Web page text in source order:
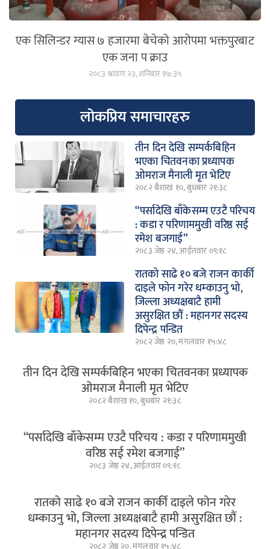
एक सिलिन्डर ग्यास ७ हजारमा बेचेको आरोपमा भक्तपुरबाट
एक जना प क्राउ
२०८३ श्रावण २३, शनिबार १७:३५
लोकप्रिय समाचारहरु
तीन दिन देखि सम्पर्कबिहिन
भएका चितवनका प्रध्यापक
ओमराज मैनाली मृत भेटिए
२०८२ बैशाख १०, बुधबार २१:३८
“पर्सादेखि बाँकेसम्म एउटै परिचय
: कडा र परिणाममुखी वरिष्ठ सई
रमेश बजगाई”
२०८३ जेष्ठ २४, आईतवार ०९:१८
रातको साढे १० बजे राजन कार्की
दाइले फोन गरेर धम्काउनु भो,
जिल्ला अध्यक्षबाटै हामी
असुरक्षित छौं : महानगर सदस्य
दिपेन्द्र पन्डित
२०८२ जेष्ठ २०, मंगलवार १५:४८
तीन दिन देखि सम्पर्कबिहिन भएका चितवनका प्रध्यापक
ओमराज मैनाली मृत भेटिए
२०८२ बैशाख १०, बुधबार २१:३८
“पर्सादेखि बाँकेसम्म एउटै परिचय : कडा र परिणाममुखी
वरिष्ठ सई रमेश बजगाई”
२०८३ जेष्ठ २४, आईतवार ०९:१८
रातको साढे १० बजे राजन कार्की दाइले फोन गरेर
धम्काउनु भो, जिल्ला अध्यक्षबाटै हामी असुरक्षित छौं :
महानगर सदस्य दिपेन्द्र पन्डित
२०८२ जेष्ठ २०, मंगलवार १५:४८